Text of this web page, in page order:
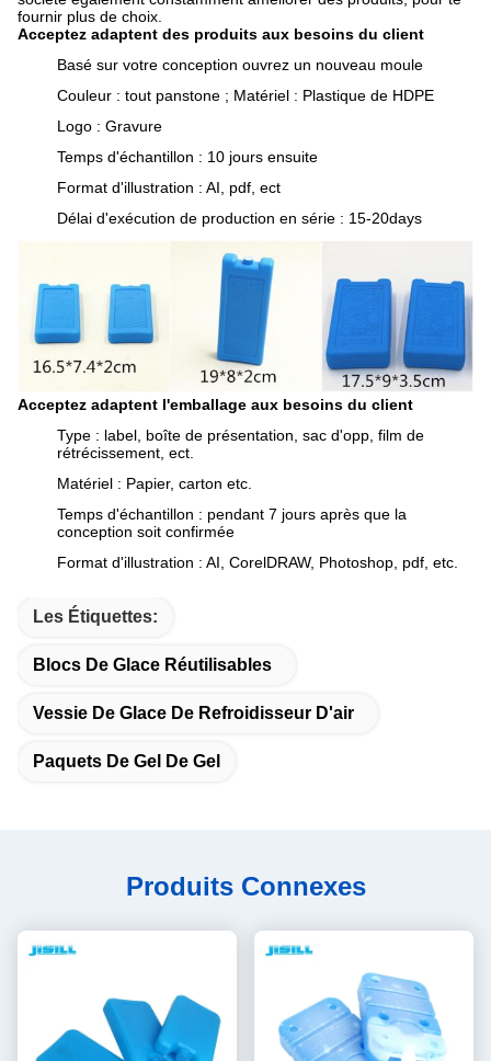
fournir plus de choix.
Acceptez adaptent des produits aux besoins du client
Basé sur votre conception ouvrez un nouveau moule
Couleur : tout panstone ; Matériel : Plastique de HDPE
Logo : Gravure
Temps d'échantillon : 10 jours ensuite
Format d'illustration : AI, pdf, ect
Délai d'exécution de production en série : 15-20days
Acceptez adaptent l'emballage aux besoins du client
Type : label, boîte de présentation, sac d'opp, film de
rétrécissement, ect.
Matériel : Papier, carton etc.
Temps d'échantillon : pendant 7 jours après que la
conception soit confirmée
Format d'illustration : AI, CorelDRAW, Photoshop, pdf, etc.
Les Étiquettes:
Blocs De Glace Réutilisables
Vessie De Glace De Refroidisseur D'air
Paquets De Gel De Gel
Produits Connexes